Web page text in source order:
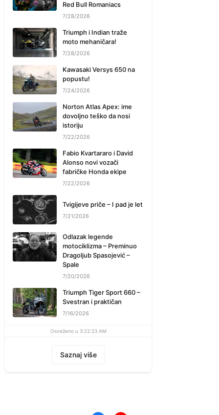
Red Bull Romaniacs
7/28/2026
Triumph i Indian traže
moto mehaničara!
7/28/2026
Kawasaki Versys 650 na
popustu!
7/24/2026
Norton Atlas Apex: ime
dovoljno teško da nosi
istoriju
7/22/2026
Fabio Kvartararo i David
Alonso novi vozači
fabričke Honda ekipe
7/22/2026
Tvigijeve priče – I pad je let
7/21/2026
Odlazak legende
motociklizma – Preminuo
Dragoljub Spasojević –
Spale
7/20/2026
Triumph Tiger Sport 660 –
Svestran i praktičan
7/16/2026
Osveženo u 3:22:23 AM
Saznaj više